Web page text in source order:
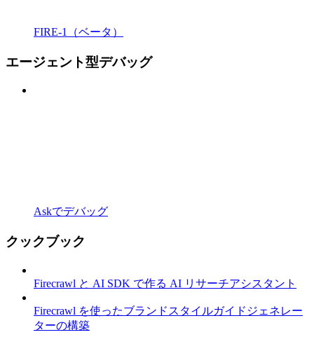
FIRE-1（ベータ）
エージェント型デバッグ
Askでデバッグ
クックブック
Firecrawl と AI SDK で作る AI リサーチアシスタント
Firecrawl を使ったブランドスタイルガイドジェネレー
ターの構築